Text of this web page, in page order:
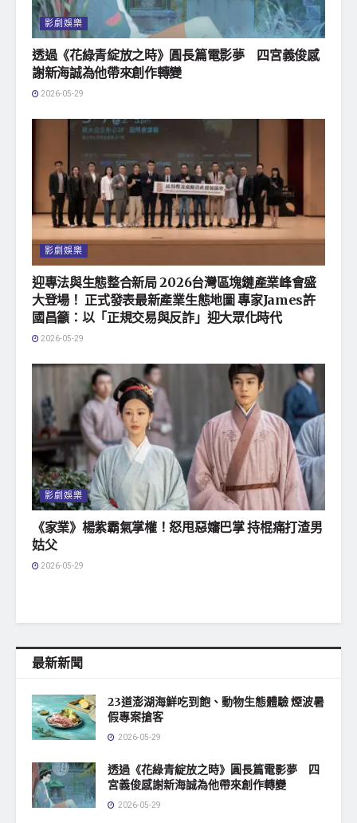
影劇娛樂
透過《花綠青綻放之時》圓長篇電影夢 四宮義俊感
謝新海誠為他帶來創作轉變
2026-05-29
影劇娛樂
迎專法與生態整合新局 2026台灣區塊鏈產業峰會盛
大登場！ 正式發表最新產業生態地圖 專家James許
國昌籲：以「正規交易與反詐」迎大眾化時代
2026-05-29
影劇娛樂
《家業》楊紫霸氣掌權！怒甩惡嬸巴掌 持棍痛打渣男
姑父
2026-05-29
最新新聞
23道澎湖海鮮吃到飽、動物生態體驗 煙波暑
假專案搶客
2026-05-29
透過《花綠青綻放之時》圓長篇電影夢 四
宮義俊感謝新海誠為他帶來創作轉變
2026-05-29